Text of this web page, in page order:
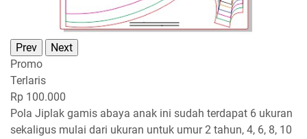
Prev
Next
Promo
Terlaris
Rp 100.000
Pola Jiplak gamis abaya anak ini sudah terdapat 6 ukuran
sekaligus mulai dari ukuran untuk umur 2 tahun, 4, 6, 8, 10